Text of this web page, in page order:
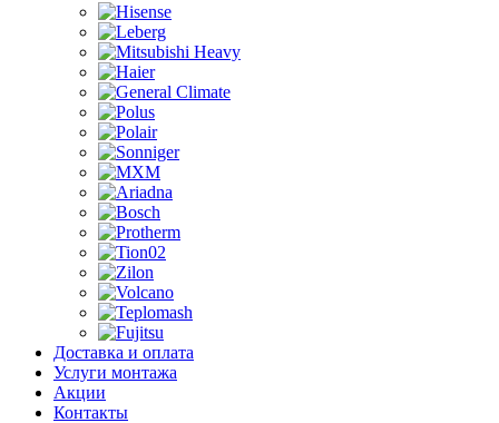
Доставка и оплата
Услуги монтажа
Акции
Контакты